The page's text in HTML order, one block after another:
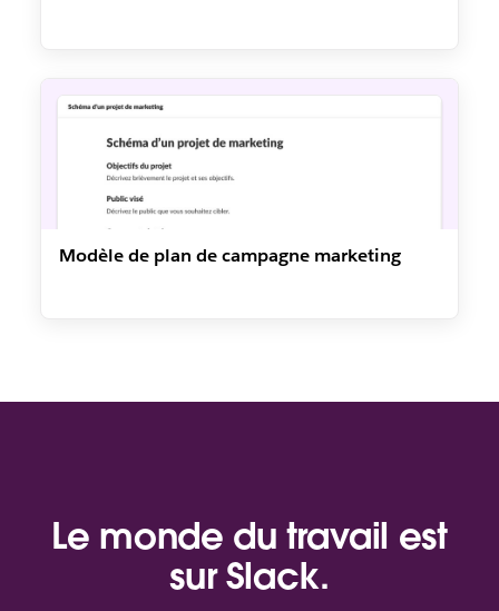
Modèle de plan de campagne marketing
Le monde du travail est
sur Slack.